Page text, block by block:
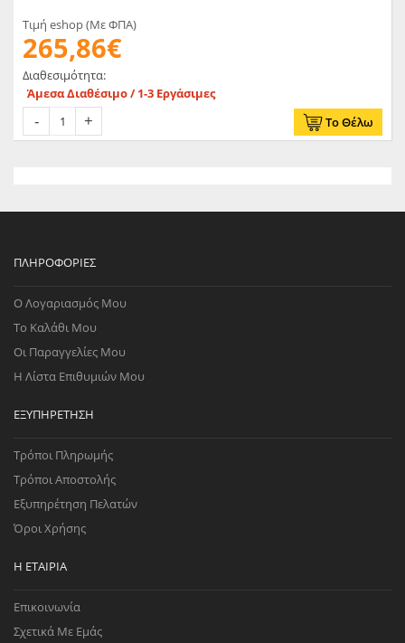
Τιμή eshop (Με ΦΠΑ)
265,86€
Διαθεσιμότητα:
Άμεσα Διαθέσιμο / 1-3 Εργάσιμες
Το Θέλω
ΠΛΗΡΟΦΟΡΊΕΣ
Ο Λογαριασμός Μου
Το Καλάθι Μου
Οι Παραγγελίες Μου
Η Λίστα Επιθυμιών Μου
ΕΞΥΠΗΡΈΤΗΣΗ
Τρόποι Πληρωμής
Τρόποι Αποστολής
Εξυπηρέτηση Πελατών
Όροι Χρήσης
Η ΕΤΑΙΡΊΑ
Επικοινωνία
Σχετικά Με Εμάς